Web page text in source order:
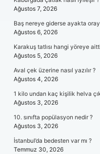
Ağustos 7, 2026
Baş nereye giderse ayakta
Ağustos 6, 2026
Karakuş tatlısı hangi yöreye
Ağustos 5, 2026
Aval çek üzerine nasıl yazılır ?
Ağustos 4, 2026
1 kilo undan kaç kişilik helva
Ağustos 3, 2026
10. sınıfta popülasyon nedir ?
Ağustos 3, 2026
İstanbul’da bedesten var mı ?
Temmuz 30, 2026